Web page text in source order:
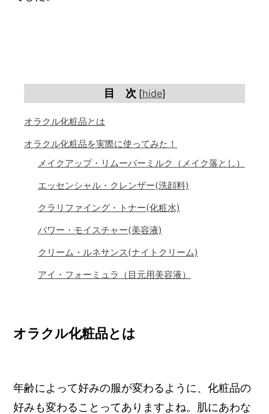
目 次 [hide]
オラクル化粧品とは
オラクル化粧品を実際に使ってみた！
メイクアップ・リムーバーミルク（メイク落とし）
エッセンシャル・クレンザー(洗顔料)
クラリファイング・トナー(化粧水)
パワー・モイスチャー(美容液)
クリーム・ルネサンス(ナイトクリーム)
アイ・フォーミュラ（目元用美容液）
オラクル化粧品とは
年齢によって好みの服が変わるように、化粧品の
好みも変わることってありますよね。肌にあわな